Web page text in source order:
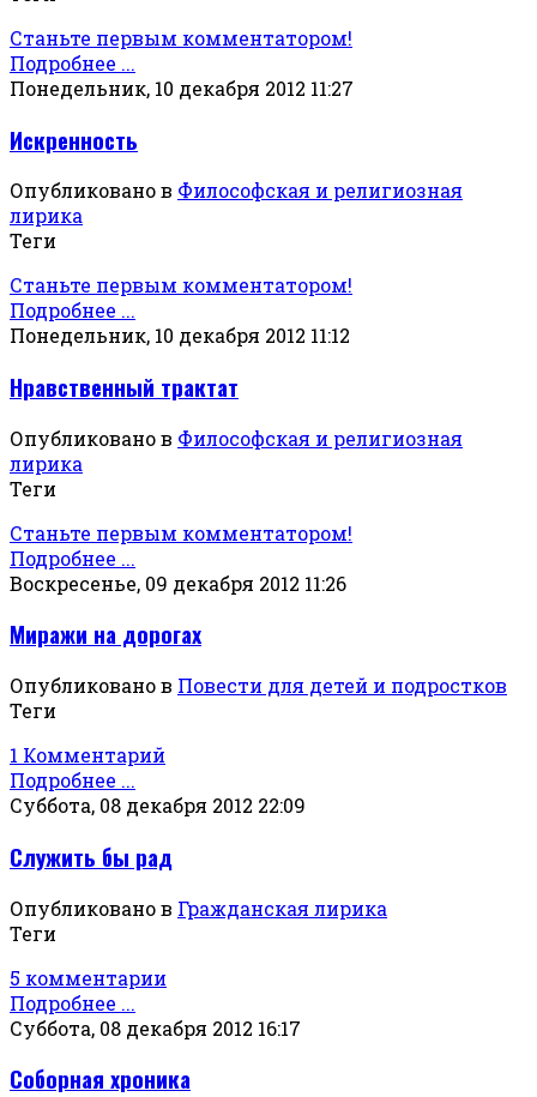
Станьте первым комментатором!
Подробнее ...
Понедельник, 10 декабря 2012 11:27
Искренность
Опубликовано в Философская и религиозная
лирика
Теги
Станьте первым комментатором!
Подробнее ...
Понедельник, 10 декабря 2012 11:12
Нравственный трактат
Опубликовано в Философская и религиозная
лирика
Теги
Станьте первым комментатором!
Подробнее ...
Воскресенье, 09 декабря 2012 11:26
Миражи на дорогах
Опубликовано в Повести для детей и подростков
Теги
1 Комментарий
Подробнее ...
Суббота, 08 декабря 2012 22:09
Служить бы рад
Опубликовано в Гражданская лирика
Теги
5 комментарии
Подробнее ...
Суббота, 08 декабря 2012 16:17
Соборная хроника